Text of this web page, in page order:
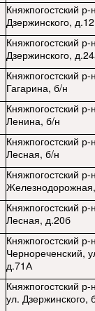
Княжпогостский
Дзержинского, д.12
Княжпогостский
Дзержинского,
Княжпогостский
Гагарина, б/н
Княжпогостский
Ленина, б/н
Княжпогостский
Лесная, б/н
Княжпогостский
Княжпогостский
Лесная, д.20б
Княжпогостский р-
Чернореченский,
д.71А
Княжпогостский
ул. Дзержинского,